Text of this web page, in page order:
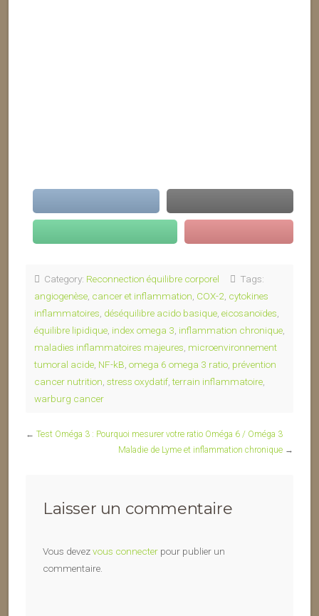
Category: Reconnection équilibre corporel
Tags:
angiogenèse cancer et inflammation COX-2 cytokines
inflammatoires déséquilibre acido basique eicosanoïdes
équilibre lipidique index omega 3 inflammation chronique
maladies inflammatoires majeures microenvironnement
tumoral acide NF-kB omega 6 omega 3 ratio prévention
cancer nutrition stress oxydatif ,terrain inflammatoire
warburg cancer
← Test Oméga 3 : Pourquoi mesurer votre ratio Oméga 6 / Oméga 3
Maladie de Lyme et inflammation chronique →
Laisser un commentaire
Vous devezvous connecter pour publier un
commentaire.